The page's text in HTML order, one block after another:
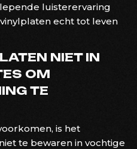
luisterervaring
echt tot leven
NIET IN
OM
TE
is het
te bewaren in vochtige